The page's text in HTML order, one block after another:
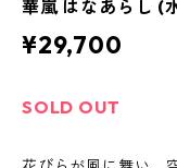
華嵐 はなあらし (
¥29,700
SOLD OUT